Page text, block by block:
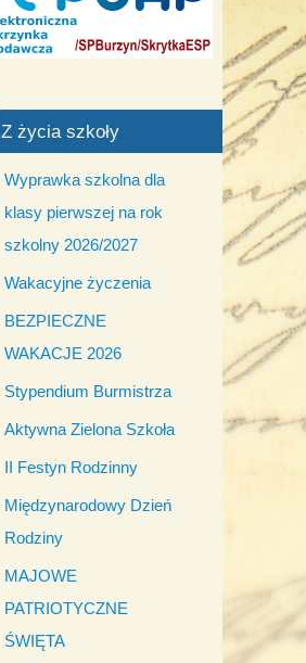
Z życia szkoły
Wyprawka szkolna dla
klasy pierwszej na rok
szkolny 2026/2027
Wakacyjne życzenia
BEZPIECZNE
WAKACJE 2026
Stypendium Burmistrza
Aktywna Zielona Szkoła
II Festyn Rodzinny
Międzynarodowy Dzień
Rodziny
MAJOWE
PATRIOTYCZNE
ŚWIĘTA